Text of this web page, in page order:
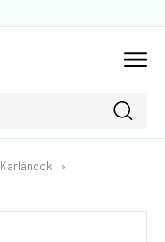
Karláncok